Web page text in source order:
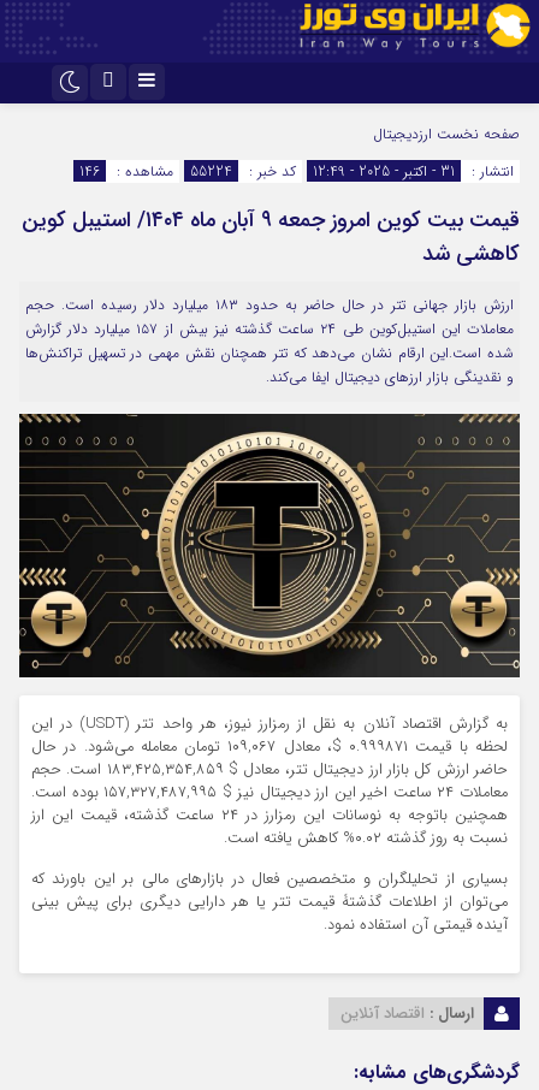
اینستاگرام
صفحه نخست ارزدیجیتال
انتشار :
31 - اکتبر - 2025 - 12:49 کد خبر : 55224 مشاهده : 146
قیمت بیت کوین امروز جمعه ۹ آبان ماه ۱۴۰۴/ استیبل کوین
کاهشی شد
ارزش بازار جهانی تتر در حال حاضر به حدود ۱۸۳ میلیارد دلار رسیده است. حجم
معاملات این استیبل‌کوین طی ۲۴ ساعت گذشته نیز بیش از ۱۵۷ میلیارد دلار گزارش
شده است.این ارقام نشان می‌دهد که تتر همچنان نقش مهمی در تسهیل تراکنش‌ها
و نقدینگی بازار ارزهای دیجیتال ایفا می‌کند.
به گزارش اقتصاد آنلان به نقل از رمزارز نیوز، هر واحد تتر (USDT) در این
لحظه با قیمت ۰.۹۹۹۸۷۱ $، معادل ۱۰۹,۰۶۷ تومان معامله می‌شود. در حال
حاضر ارزش کل بازار ارز دیجیتال تتر، معادل $ ۱۸۳,۴۲۵,۳۵۴,۸۵۹ است. حجم
معاملات ۲۴ ساعت اخیر این ارز دیجیتال نیز $ ۱۵۷,۳۲۷,۴۸۷,۹۹۵ بوده است.
همچنین باتوجه به نوسانات این رمزارز در ۲۴ ساعت گذشته، قیمت این ارز
نسبت به روز گذشته ۰.۰۲% کاهش یافته است.
بسیاری از تحلیلگران و متخصصین فعال در بازار‌های مالی بر این باورند که
می‌توان از اطلاعات گذشتۀ قیمت تتر یا هر دارایی دیگری برای پیش بینی
آینده قیمتی آن استفاده نمود.
ارسال : اقتصاد آنلاین
گردشگری‌های مشابه: